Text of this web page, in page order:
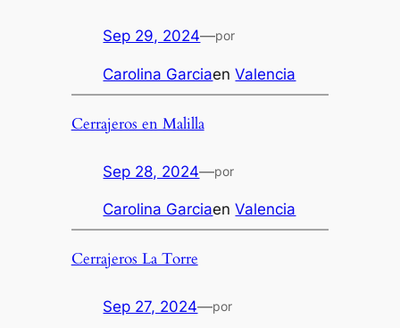
Sep 29, 2024—por
Carolina GarciaenValencia
Cerrajeros en Malilla
Sep 28, 2024—por
Carolina GarciaenValencia
Cerrajeros La Torre
Sep 27, 2024—por